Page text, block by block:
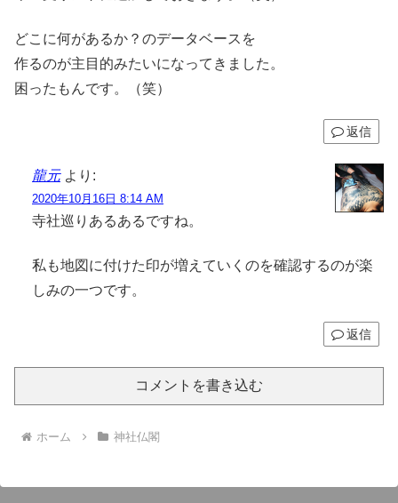
どこに何があるか？のデータベースを
作るのが主目的みたいになってきました。
困ったもんです。（笑）
返信
龍元 より:
2020年10月16日 8:14 AM
寺社巡りあるあるですね。
私も地図に付けた印が増えていくのを確認するのが楽
しみの一つです。
返信
コメントを書き込む
ホーム 神社仏閣